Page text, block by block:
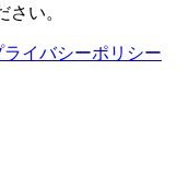
さい。
イバシーポリシー